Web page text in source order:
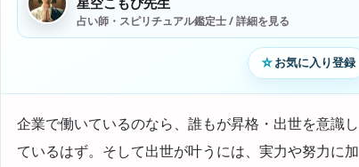
占い師・スピリチュアル鑑定士 / 詳細を見る
☆お気に入り登録
企業で働いているのなら、誰もが昇格・出世を意識し
ているはず。そして出世が叶うには、実力や努力に加